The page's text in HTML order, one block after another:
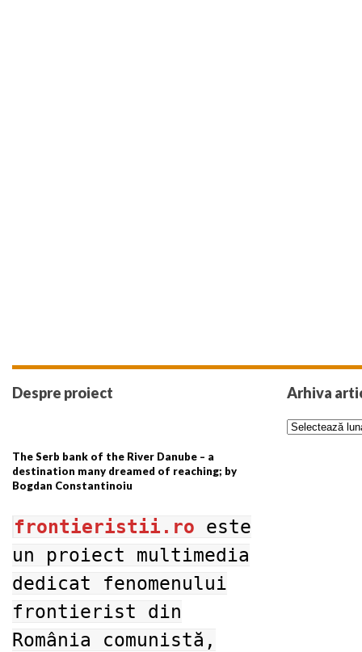
Despre proiect
The Serb bank of the River Danube – a
destination many dreamed of reaching; by
Bogdan Constantinoiu
frontieristii.ro este
un proiect multimedia
dedicat fenomenului
frontierist din
România comunistă,
Arhiva